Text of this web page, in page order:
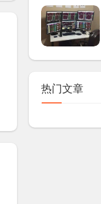
热门文章